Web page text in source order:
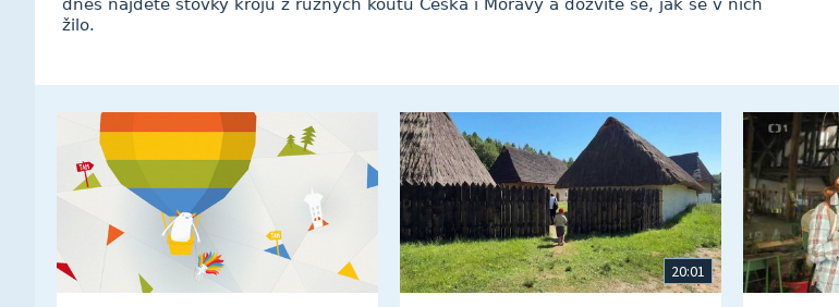
dnes najdete stovky krojů z různých koutů Česka i Moravy a dozvíte se, jak se v nich
žilo.
20:01